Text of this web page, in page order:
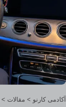
آکادمی کارنو > مقالات >